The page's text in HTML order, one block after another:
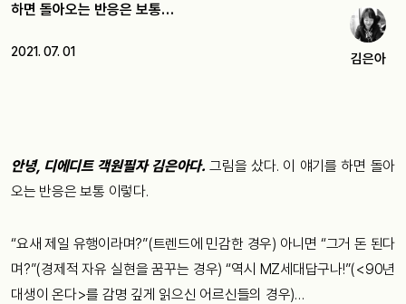
하면 돌아오는 반응은 보통…
2021. 07. 01 김은아
안녕, 디에디트 객원필자 김은아다. 그림을 샀다. 이 얘기를 하면 돌아
오는 반응은 보통 이렇다.
“요새 제일 유행이라며?”(트렌드에 민감한 경우) 아니면 “그거 돈 된다
며?”(경제적 자유 실현을 꿈꾸는 경우) “역시 MZ세대답구나!”(<90년
대생이 온다>를 감명 깊게 읽으신 어르신들의 경우)…